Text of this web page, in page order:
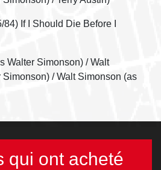
If I Should Die Before I
Walter Simonson) / Walt
/ Walt Simonson (as
qui ont acheté